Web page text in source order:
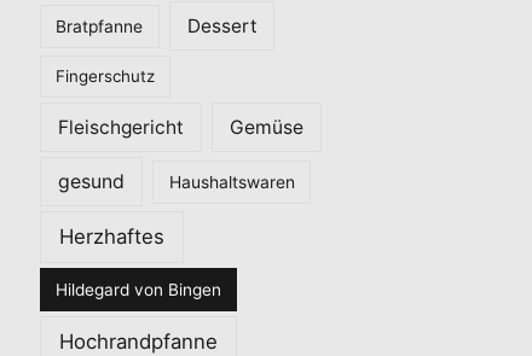
Bratpfanne Dessert
Fingerschutz
Fleischgericht Gemüse
gesund Haushaltswaren
Herzhaftes
Hildegard von Bingen
Hochrandpfanne